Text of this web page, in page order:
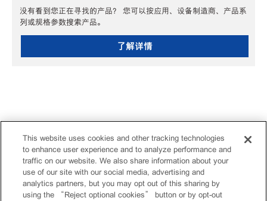
没有看到您正在寻找的产品？ 您可以按应用、设备制造商、产品系
列或规格参数搜索产品。
了解详情
This website uses cookies and other tracking technologies
to enhance user experience and to analyze performance and
traffic on our website. We also share information about your
use of our site with our social media, advertising and
analytics partners, but you may opt out of this sharing by
using the “Reject optional cookies” button or by opt-out